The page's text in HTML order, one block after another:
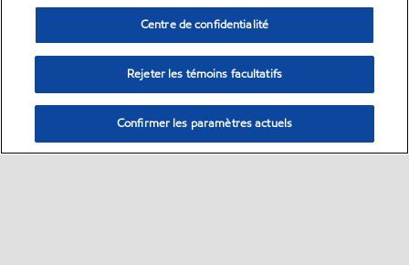
Centre de confidentialité
Rejeter les témoins facultatifs
Confirmer les paramètres actuels